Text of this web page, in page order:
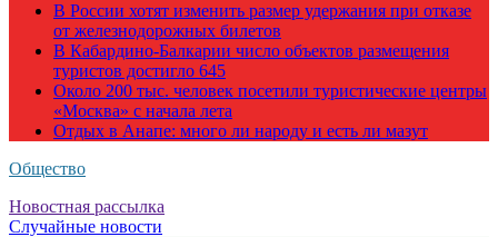
В России хотят изменить размер удержания при отказе
от железнодорожных билетов
В Кабардино-Балкарии число объектов размещения
туристов достигло 645
Около 200 тыс. человек посетили туристические центры
«Москва» с начала лета
Отдых в Анапе: много ли народу и есть ли мазут
Общество
Новостная рассылка
Случайные новости